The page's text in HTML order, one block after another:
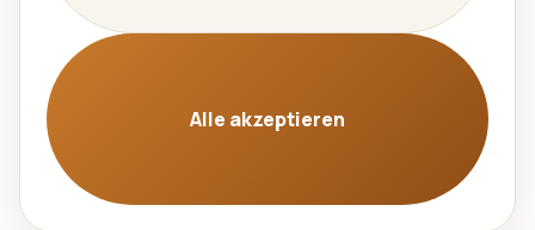
🇩🇪 Deutsch
🇬🇧 English
© 2026 Aralel GmbH. Alle Rechte vorbehalten. |
ungültig machen
Alle akzeptieren